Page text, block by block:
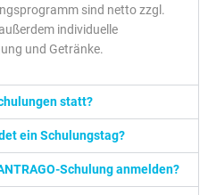
sind netto zzgl.
individuelle
und Getränke.
statt?
ein Schulungstag?
Schulung anmelden?